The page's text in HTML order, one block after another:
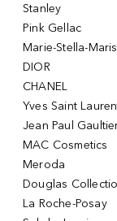
Stanley
Pink Gellac
Marie-Stella-Maris
DIOR
CHANEL
Yves Saint
Jean Paul
MAC Cosmetics
Meroda
Douglas
La Roche-Posay